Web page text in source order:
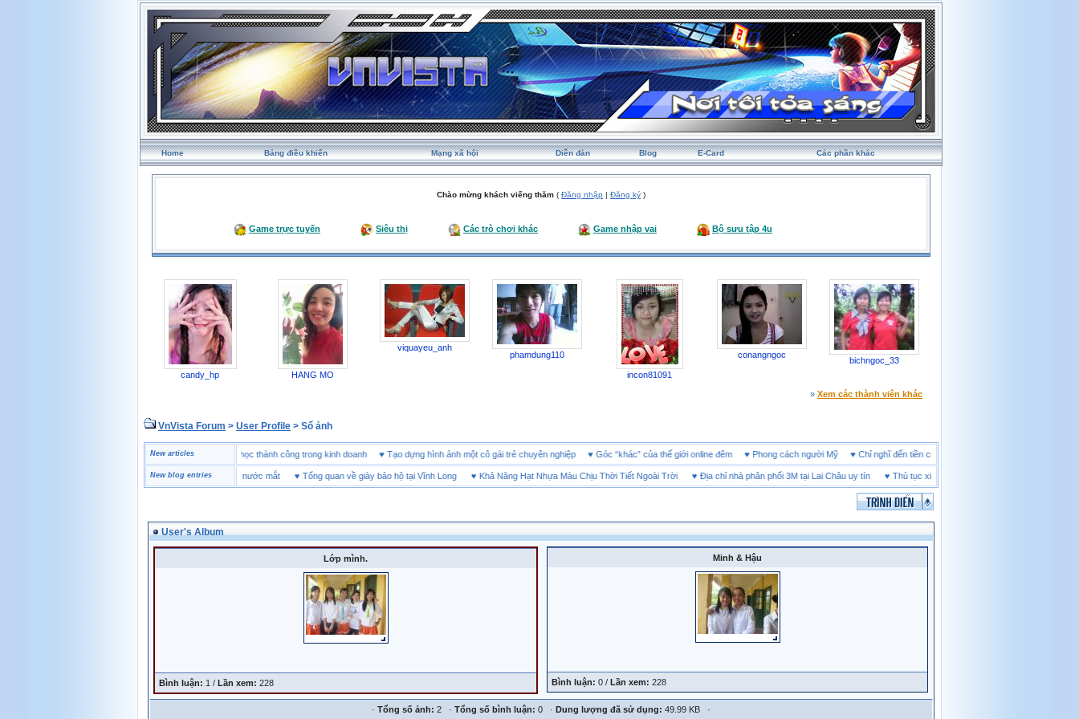
Home Bảng điều khiển Mạng xã hội Diễn đàn Blog E-Card Các phần khác
Chào mừng khách viếng thăm ( Đăng nhập | Đăng ký )
Game trực tuyến Siêu thị Các trò chơi khác Game nhập vai Bộ sưu tập 4u
candy_hp HANG MO
viquayeu_anh
phamdung110
incon81091
conangngoc
bichngoc_33
» Xem các thành viên khác
VnVista Forum > User Profile > Sổ ảnh
New articles
Một số câu hỏi phỏng vấn “đặc biệt” của Microsoft 4 bài học thành công trong kinh doanh ♥Tạo dựng hình ảnh một cô gái trẻ chuyên nghiệp ♥Góc “khác” của thế giới online đêm ♥Phong cách người Mỹ ♥Chỉ nghĩ đến tiền cũng làm người ta ích kỷ
New blog entries
SHEET Tình yêu và giọt nước mắt♥ Tổng quan về giày bảo hộ tại Vĩnh Long♥ Khả Năng Hạt Nhựa Màu Chịu Thời Tiết Ngoài Trời♥ Địa chỉ nhà phân phối 3M tại Lai Châu uy tín♥ Thủ tục xin visa Tây Ban Nha
User's Album
Lớp mình.
Bình luận: 1 / Lần xem: 228
Minh & Hậu
Bình luận: 0 / Lần xem: 228
· Tổng số ảnh: 2 · Tổng số bình luận: 0 · Dung lượng đã sử dụng: 49.99 KB ·